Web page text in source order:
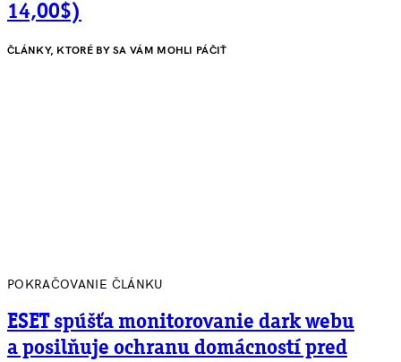
14,00$)
ČLÁNKY, KTORÉ BY SA VÁM MOHLI PÁČIŤ
POKRAČOVANIE ČLÁNKU
ESET spúšťa monitorovanie dark webu
a posilňuje ochranu domácností pred